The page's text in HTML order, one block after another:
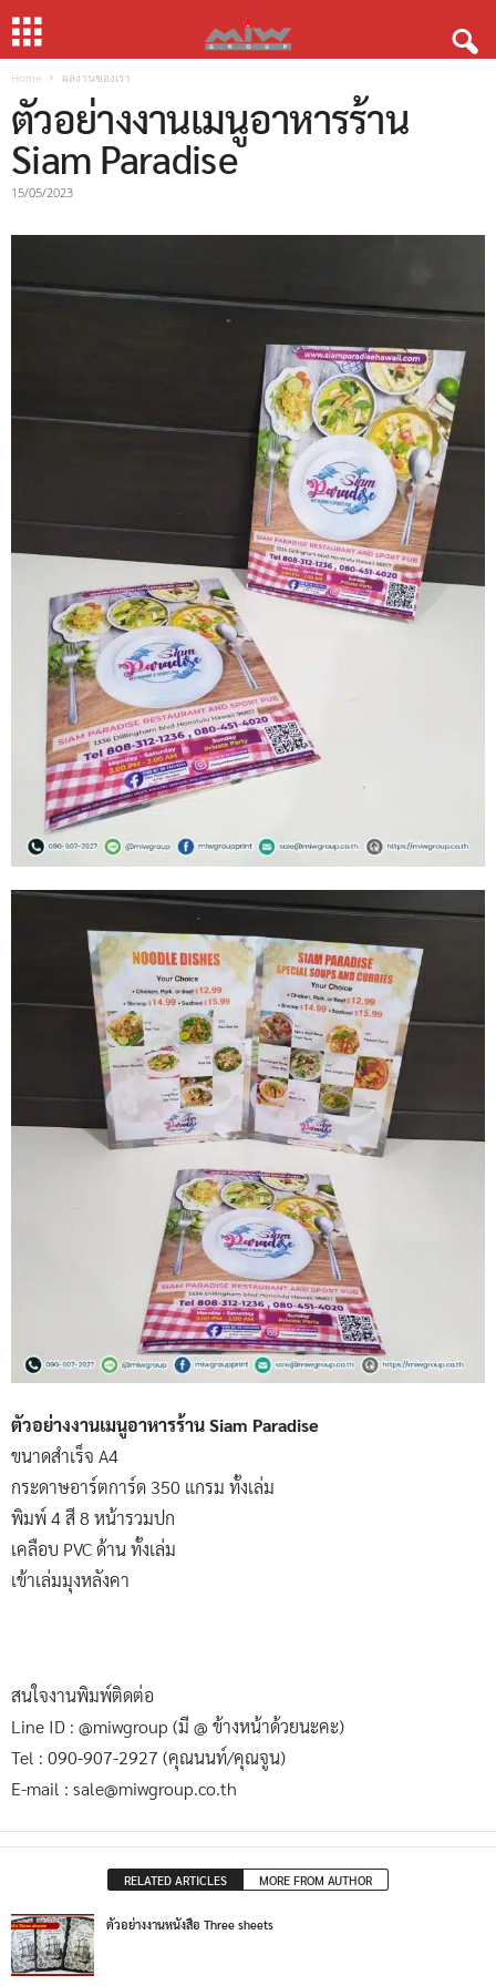
Home ผลงานของเรา
ตัวอย่างงานเมนูอาหารร้าน
Siam Paradise
15/05/2023
ตัวอย่างงานเมนูอาหารร้าน Siam Paradise
ขนาดสำเร็จ A4
กระดาษอาร์ตการ์ด 350 แกรม ทั้งเล่ม
พิมพ์ 4 สี 8 หน้ารวมปก
เคลือบ PVC ด้าน ทั้งเล่ม
เข้าเล่มมุงหลังคา
สนใจงานพิมพ์ติดต่อ
Line ID : @miwgroup (มี @ ข้างหน้าด้วยนะคะ)
Tel : 090-907-2927 (คุณนนท์/คุณจูน)
E-mail : sale@miwgroup.co.th
RELATED ARTICLES MORE FROM AUTHOR
ตัวอย่างงานหนังสือ Three sheets